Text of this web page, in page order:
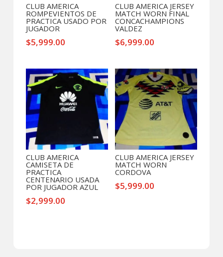
CLUB AMERICA
ROMPEVIENTOS DE
PRACTICA USADO POR
JUGADOR
$5,999.00
CLUB AMERICA JERSEY
MATCH WORN FINAL
CONCACHAMPIONS
VALDEZ
$6,999.00
CLUB AMERICA
CAMISETA DE
PRACTICA
CENTENARIO USADA
POR JUGADOR AZUL
$2,999.00
CLUB AMERICA JERSEY
MATCH WORN
CORDOVA
$5,999.00